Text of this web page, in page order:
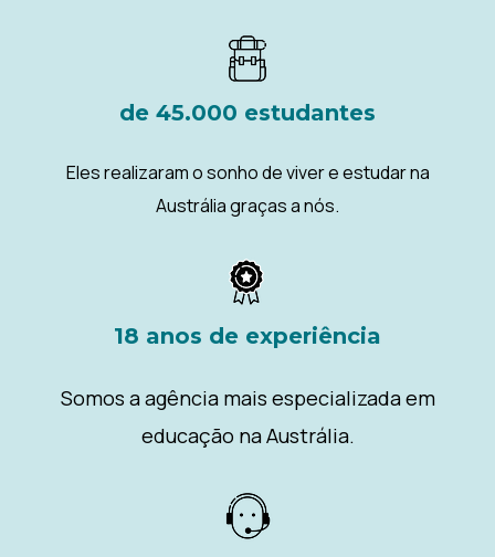
de 45.000 estudantes
Eles realizaram o sonho de viver e estudar na
Austrália graças a nós.
18 anos de experiência
Somos a agência mais especializada em
educação na Austrália.